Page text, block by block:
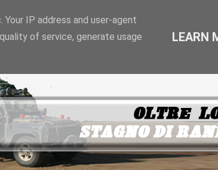
IP address and user-agent
of service, generate usage
LEARN